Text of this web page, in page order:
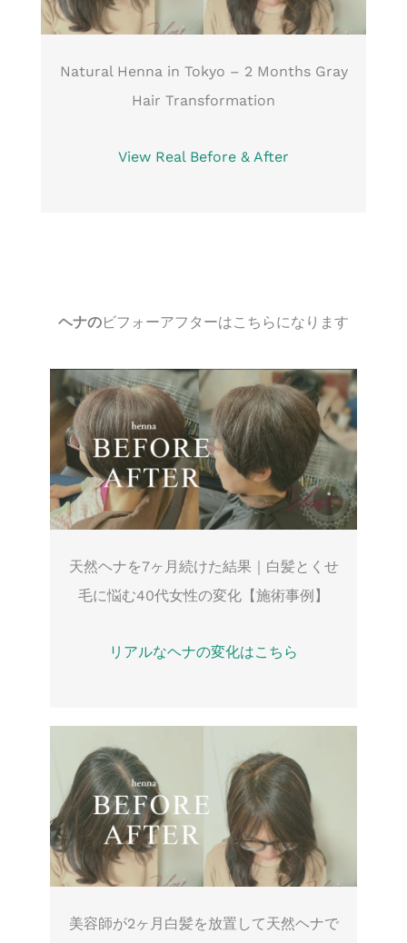
Natural Henna in Tokyo – 2 Months Gray
Hair Transformation
View Real Before & After
ヘナのビフォーアフターはこちらになります
天然ヘナを7ヶ月続けた結果｜白髪とくせ
毛に悩む40代女性の変化【施術事例】
リアルなヘナの変化はこちら
美容師が2ヶ月白髪を放置して天然ヘナで